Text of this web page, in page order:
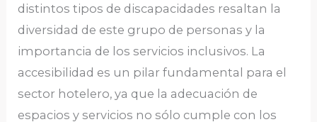
distintos tipos de discapacidades resaltan la
diversidad de este grupo de personas y la
importancia de los servicios inclusivos. La
accesibilidad es un pilar fundamental para el
sector hotelero, ya que la adecuación de
espacios y servicios no sólo cumple con los